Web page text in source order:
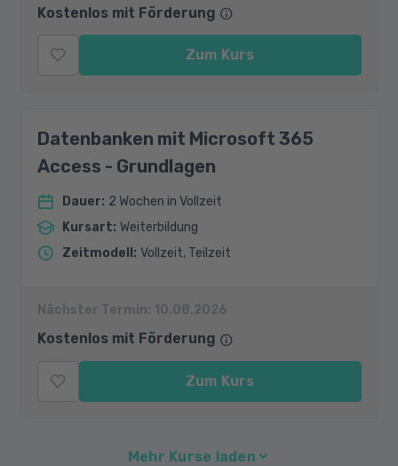
Kostenlos mit Förderung
Zum Kurs
Datenbanken mit Microsoft 365
Access - Grundlagen
Dauer: 2 Wochen in Vollzeit
Kursart: Weiterbildung
Zeitmodell : Vollzeit, Teilzeit
Nächster Termin: 10.08.2026
Kostenlos mit Förderung
Zum Kurs
Mehr Kurse laden